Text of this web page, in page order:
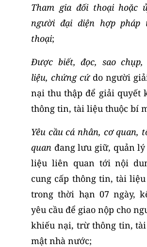
Tham gia đối thoại hoặc
người đại diện hợp pháp
thoại;
Được biết, đọc, sao
liệu, chứng cứdo người
nại thu thập để giải quyết
thông tin, tài liệu thuộc bí
Yêu cầu cá nhân, cơ quan,
quan đang lưu giữ, quản
liệu liên quan tới nội
cung cấp thông tin, tài
trong thời hạn 07 ngày,
yêu cầu để giao nộp cho
khiếu nại, trừ thông tin,
mật nhà nước;